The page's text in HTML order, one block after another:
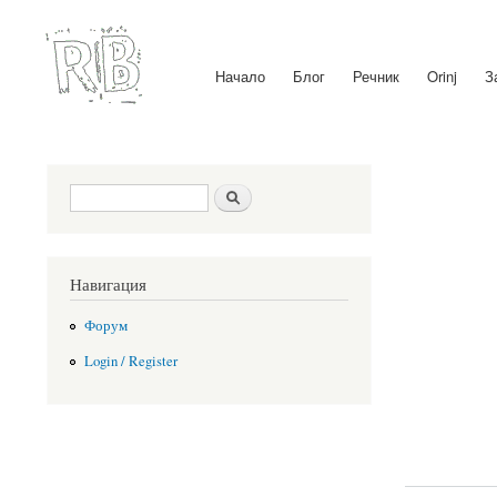
Main menu Начало Блог Речник Orinj
Search form
Навигация
Форум
Login / Register